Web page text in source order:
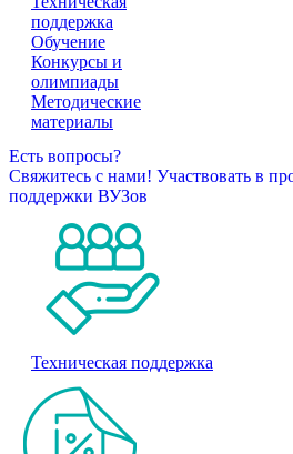
поддержка
Обучение
Конкурсы и
олимпиады
Методические
материалы
Есть вопросы?
Свяжитесь с нами! Участвовать в
поддержки ВУЗов
Техническая поддержка